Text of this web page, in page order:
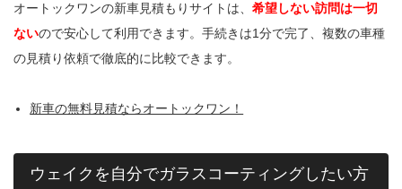
オートックワンの新車見積もりサイトは、 希望しない訪問は一切
ないので安心して利用できます。手続きは1分で完了、複数の車種
の見積り依頼で徹底的に比較できます。
新車の無料見積ならオートックワン！
ウェイクを自分でガラスコーティングしたい方